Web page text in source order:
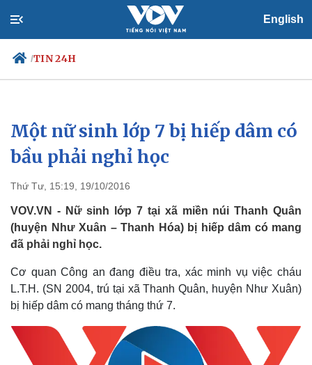
English
/TIN 24H
Chính trị
Đảng
Tổ chức nhân sự
Nhận diện sự thật
Xã hội
Việc làm
Biển đảo
Một nữ sinh lớp 7 bị hiếp dâm có
bầu phải nghỉ học
Thứ Tư, 15:19, 19/10/2016
VOV.VN - Nữ sinh lớp 7 tại xã miền núi Thanh Quân
(huyện Như Xuân – Thanh Hóa) bị hiếp dâm có mang
đã phải nghỉ học.
Cơ quan Công an đang điều tra, xác minh vụ việc cháu
L.T.H. (SN 2004, trú tại xã Thanh Quân, huyện Như Xuân)
bị hiếp dâm có mang tháng thứ 7.